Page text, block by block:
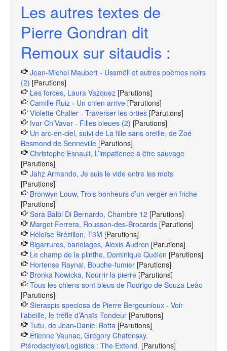
Les autres textes de
Pierre Gondran dit
Remoux sur sitaudis :
Jean-Michel Maubert - Ussmëll et autres poèmes noirs
(2) [Parutions]
Les forces, Laura Vazquez [Parutions]
Camille Ruiz - Un chien arrive [Parutions]
Violette Chalier - Traverser les orties [Parutions]
Ivar Ch’Vavar - Filles bleues (2) [Parutions]
Un arc-en-ciel, suivi de La fille sans oreille, de Zoé
Besmond de Senneville [Parutions]
Christophe Esnault, L’impatience à être sauvage
[Parutions]
Jahz Armando, Je suis le vide entre les mots
[Parutions]
Bronwyn Louw, Trois bonheurs d’un verger en friche
[Parutions]
Sara Balbi Di Bernardo, Chambre 12 [Parutions]
Margot Ferrera, Rousson-des-Brocards [Parutions]
Héloïse Brézillon, T3M [Parutions]
Bigarrures, bariolages, Alexis Audren [Parutions]
Le champ de la plinthe, Dominique Quélen [Parutions]
Hortense Raynal, Bouche-fumier [Parutions]
Bronka Nowicka, Nourrir la pierre [Parutions]
Tous les chiens sont bleus de Rodrigo de Souza Leão
[Parutions]
Steraspis speciosa de Pierre Bergounioux - Voir
l’abeille, le trèfle d’Anaïs Tondeur [Parutions]
Tutu, de Jean-Daniel Botta [Parutions]
Étienne Vaunac, Grégory Chatonsky.
Ptérodactyles/Logistics : The Extend. [Parutions]